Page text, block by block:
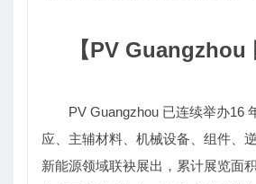
【PV Guangzhou
PV Guangzhou 已连续举办16
应、主辅材料、机械设备、组件、
新能源领域联袂展出，累计展览面